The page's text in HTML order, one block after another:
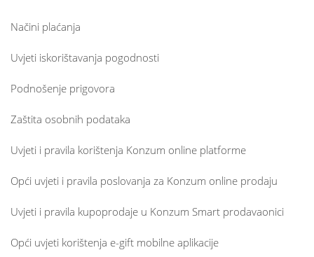
Načini plaćanja
Uvjeti iskorištavanja pogodnosti
Podnošenje prigovora
Zaštita osobnih podataka
Uvjeti i pravila korištenja Konzum online platforme
Opći uvjeti i pravila poslovanja za Konzum online prodaju
Uvjeti i pravila kupoprodaje u Konzum Smart prodavaonici
Opći uvjeti korištenja e-gift mobilne aplikacije